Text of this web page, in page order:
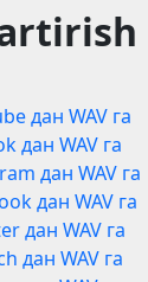
дан WAV га
дан WAV га
дан WAV га
дан WAV га
дан WAV га
дан WAV га